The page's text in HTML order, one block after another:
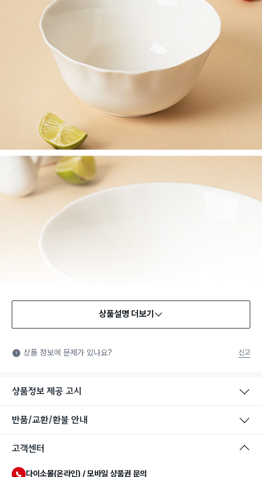
식품용 기구: 식품위생법에서 정한 규격에 따라 제조되어 식품 또
는 식품첨가물에 사용할 수 있는 식품용기구라는 표시입니다.
상품설명 더보기
상품 정보에 문제가 있나요? 신고
상품정보 제공 고시
반품/교환/환불 안내
고객센터
다이소몰(온라인) / 모바일 상품권 문의